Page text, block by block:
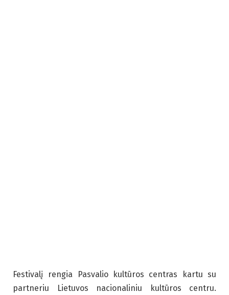
Festivalį rengia Pasvalio kultūros centras kartu su
partneriu Lietuvos nacionaliniu kultūros centru.